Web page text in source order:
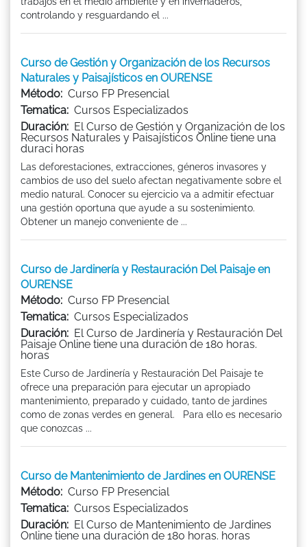
controlando y resguardando el ...
Curso de Gestión y Organización de los Recursos
Naturales y Paisajísticos en OURENSE
Método: Curso FP Presencial
Tematica: Cursos Especializados
Duración: El Curso de Gestión y Organización de los
Recursos Naturales y Paisajísticos Online tiene una
duraci horas
Las deforestaciones, extracciones, géneros invasores y
cambios de uso del suelo afectan negativamente sobre el
medio natural. Conocer su ejercicio va a admitir efectuar
una gestión oportuna que ayude a su sostenimiento.
Obtener un manejo conveniente de ...
Curso de Jardinería y Restauración Del Paisaje en
OURENSE
Método: Curso FP Presencial
Tematica: Cursos Especializados
Duración: El Curso de Jardinería y Restauración Del
Paisaje Online tiene una duración de 180 horas.
horas
Este Curso de Jardinería y Restauración Del Paisaje te
ofrece una preparación para ejecutar un apropiado
mantenimiento, preparado y cuidado, tanto de jardines
como de zonas verdes en general. Para ello es necesario
que conozcas ...
Curso de Mantenimiento de Jardines en OURENSE
Método: Curso FP Presencial
Tematica: Cursos Especializados
Duración: El Curso de Mantenimiento de Jardines
Online tiene una duración de 180 horas. horas